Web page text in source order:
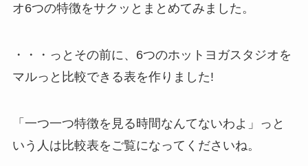
オ6つの特徴をサクッとまとめてみました。
・・・っとその前に、6つのホットヨガスタジオを
マルっと比較できる表を作りました!
「一つ一つ特徴を見る時間なんてないわよ」っと
いう人は比較表をご覧になってくださいね。